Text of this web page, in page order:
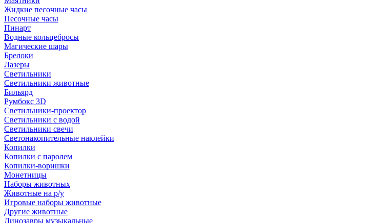
Жидкие песочные часы
Песочные часы
Пинарт
Водные кольцебросы
Магические шары
Брелоки
Лазеры
Светильники
Светильники животные
Бильярд
Румбокс 3D
Светильники-проектор
Светильники с водой
Светильники свечи
Светонакопительные наклейки
Копилки
Копилки с паролем
Копилки-воришки
Монетницы
Наборы животных
Животные на р/у
Игровые наборы животные
Другие животные
Динозавры музыкальные